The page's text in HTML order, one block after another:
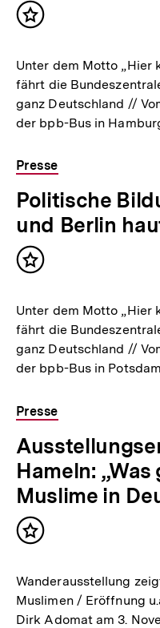
Inhalt
Unter dem Motto „Hier
fährt die
ganz Deutschland //
der bpb-Bus in
Presse
Politische
und Berlin
Inhalt
Unter dem Motto „Hier
fährt die
ganz Deutschland //
der bpb-Bus in
Presse
Hameln:
Muslime in
Inhalt
Wanderausstellung
Muslimen / Eröffnung
Dirk Adomat am 3.